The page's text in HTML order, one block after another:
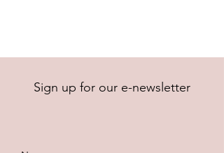
Sign up for our e-newsletter